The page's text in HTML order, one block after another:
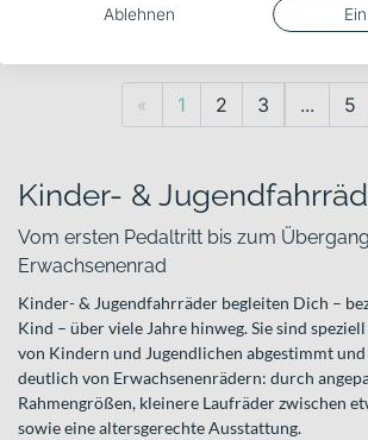
56 weitere Händler
« Previous
1 2 3 ... 5
Kinder- &
Vom ersten Pedaltritt bis zum
Erwachsenenrad
Kinder- & Jugendfahrräder begleiten Dich –
Kind – über viele Jahre hinweg. Sie sind
von Kindern und Jugendlichen abgestimmt
deutlich von Erwachsenenrädern: durch
Rahmengrößen, kleinere Laufräder zwischen
sowie eine altersgerechte Ausstattung.
Ablehnen